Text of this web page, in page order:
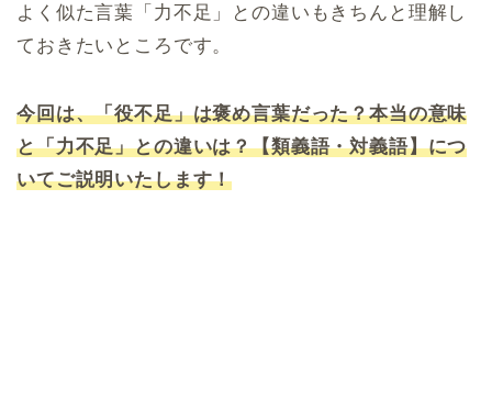
よく似た言葉「力不足」との違いもきちんと理解し
ておきたいところです。
今回は、「役不足」は褒め言葉だった？本当の意味
と「力不足」との違いは？【類義語・対義語】につ
いてご説明いたします！